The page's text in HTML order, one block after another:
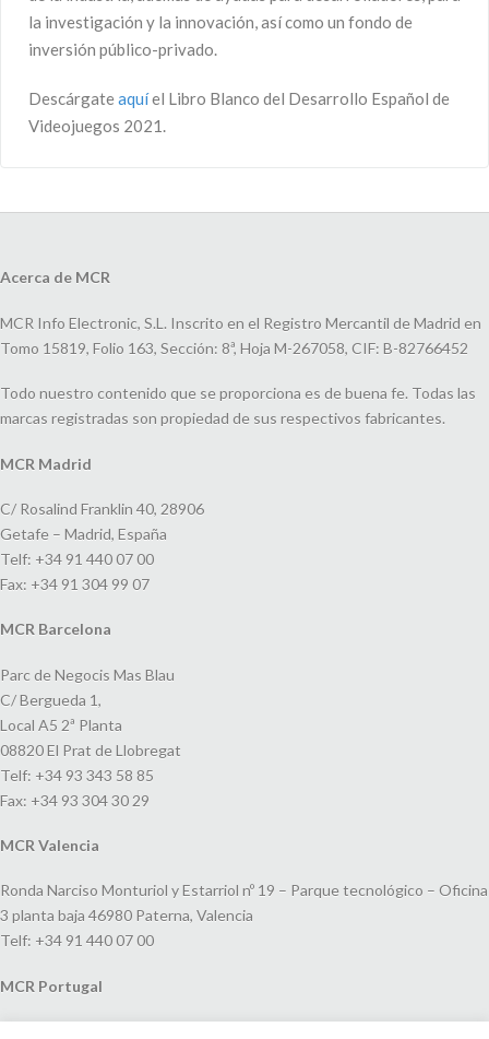
la investigación y la innovación, así como un fondo de
inversión público-privado.
Descárgateaquíel Libro Blanco del Desarrollo Español de
Videojuegos 2021.
Acerca de MCR
MCR Info Electronic, S.L. Inscrito en el Registro Mercantil de Madrid en
Tomo 15819, Folio 163, Sección: 8ª, Hoja M-267058, CIF: B-82766452
Todo nuestro contenido que se proporciona es de buena fe. Todas las
marcas registradas son propiedad de sus respectivos fabricantes.
MCR Madrid
C/ Rosalind Franklin 40, 28906
Getafe – Madrid, España
Telf: +34 91 440 07 00
Fax: +34 91 304 99 07
MCR Barcelona
Parc de Negocis Mas Blau
C/ Bergueda 1,
Local A5 2ª Planta
08820 El Prat de Llobregat
Telf: +34 93 343 58 85
Fax: +34 93 304 30 29
MCR Valencia
Ronda Narciso Monturiol y Estarriol nº 19 – Parque tecnológico – Oficina
3 planta baja 46980 Paterna, Valencia
Telf: +34 91 440 07 00
MCR Portugal